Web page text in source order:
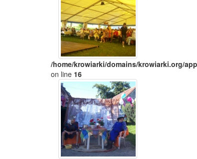
/home/krowiarki/domains/krowiarki.org/
on line 16